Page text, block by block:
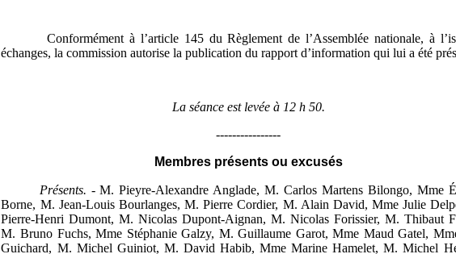
Conformément à l’article 145 du Règlement de l’Assemblée nationale, à
échanges, la commission autorise la publication du rapport d’information qui lui a été
La séance est levée à 12 h 50.
----------------
Membres présents ou excusés
Présents. -M. Pieyre-Alexandre Anglade, M. Carlos Martens Bilongo, Mme
Borne, M. Jean-Louis Bourlanges, M. Pierre Cordier, M. Alain David, Mme Julie
Pierre-Henri Dumont, M. Nicolas Dupont-Aignan, M. Nicolas Forissier, M. Thibaut
M. Bruno Fuchs, Mme Stéphanie Galzy, M. Guillaume Garot, Mme Maud Gatel,
Guichard, M. Michel Guiniot, M. David Habib, Mme Marine Hamelet, M. Michel